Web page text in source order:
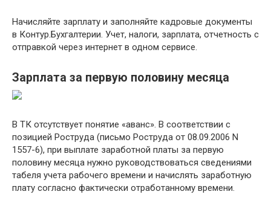
Начисляйте зарплату и заполняйте кадровые документы
в Контур.Бухгалтерии. Учет, налоги, зарплата, отчетность с
отправкой через интернет в одном сервисе.
Зарплата за первую половину месяца
В ТК отсутствует понятие «аванс». В соответствии с
позицией Роструда (письмо Роструда от 08.09.2006 N
1557-6), при выплате заработной платы за первую
половину месяца нужно руководствоваться сведениями
табеля учета рабочего времени и начислять заработную
плату согласно фактически отработанному времени.